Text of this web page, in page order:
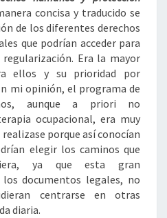
concisa y traducido se
de los diferentes derechos
que podrían acceder para
Era la mayor
ellos y su prioridad por
mi opinión, el programa de
aunque a priori no
ocupacional, era muy
porque así conocían
elegir los caminos que
ya que esta gran
documentos legales, no
centrarse en otras
diaria.